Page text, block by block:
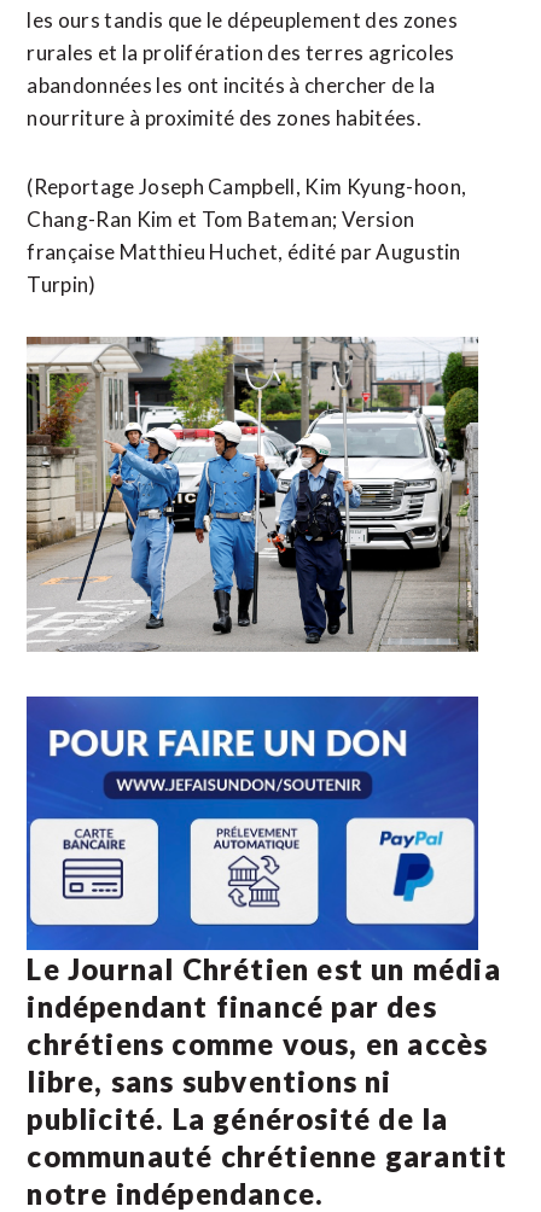
les ours tandis que le ⁠dépeuplement des zones
rurales et la prolifération des terres agricoles
abandonnées les ont incités à chercher de la
nourriture à proximité des zones habitées.
(Reportage Joseph Campbell, ​Kim Kyung-hoon,
Chang-Ran Kim et Tom Bateman; Version
française ​Matthieu Huchet, édité par Augustin
Turpin)
Le Journal Chrétien est un média
indépendant financé par des
chrétiens comme vous, en accès
libre, sans subventions ni
publicité. La générosité de la
communauté chrétienne garantit
notre indépendance.